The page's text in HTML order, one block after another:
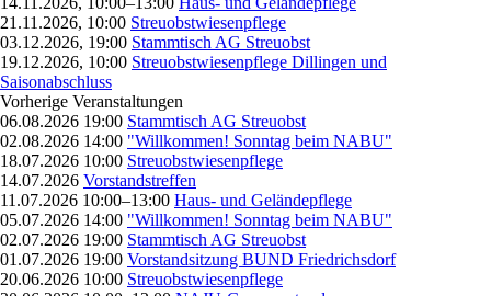
21.11.2026, 10:00 Streuobstwiesenpflege
03.12.2026, 19:00 Stammtisch AG Streuobst
19.12.2026, 10:00 Streuobstwiesenpflege Dillingen und
Saisonabschluss
Vorherige Veranstaltungen
06.08.2026 19:00 Stammtisch AG Streuobst
02.08.2026 14:00 "Willkommen! Sonntag beim NABU"
18.07.2026 10:00 Streuobstwiesenpflege
14.07.2026 Vorstandstreffen
11.07.2026 10:00–13:00 Haus- und Geländepflege
05.07.2026 14:00 "Willkommen! Sonntag beim NABU"
02.07.2026 19:00 Stammtisch AG Streuobst
01.07.2026 19:00 Vorstandsitzung BUND Friedrichsdorf
20.06.2026 10:00 Streuobstwiesenpflege